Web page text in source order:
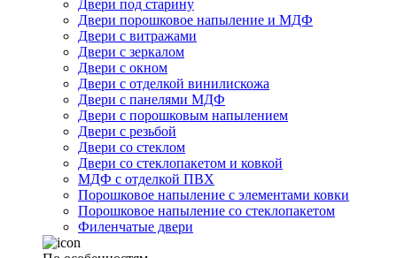
Двери под старину
Двери порошковое напыление и МДФ
Двери с витражами
Двери с зеркалом
Двери с окном
Двери с отделкой винилискожа
Двери с панелями МДФ
Двери с порошковым напылением
Двери с резьбой
Двери со стеклом
Двери со стеклопакетом и ковкой
МДФ с отделкой ПВХ
Порошковое напыление с элементами ковки
Порошковое напыление со стеклопакетом
Филенчатые двери